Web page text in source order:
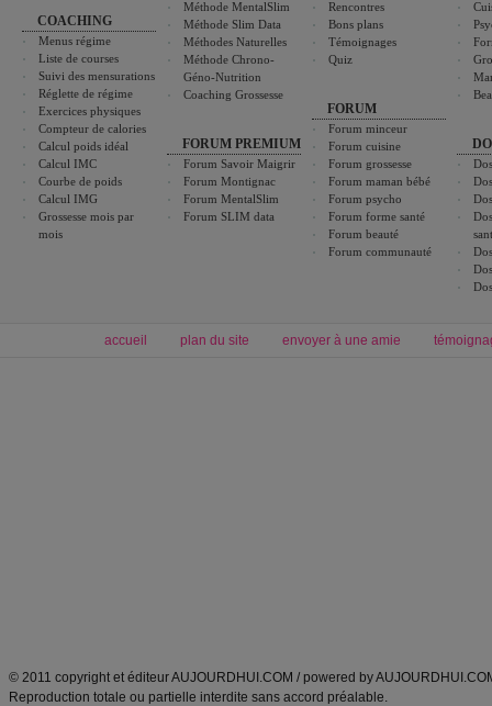
COACHING
Menus régime
Liste de courses
Suivi des mensurations
Réglette de régime
Exercices physiques
Compteur de calories
Calcul poids idéal
Calcul IMC
Courbe de poids
Calcul IMG
Grossesse mois par
mois
Méthode MentalSlim
Méthode Slim Data
Méthodes Naturelles
Méthode Chrono-
Géno-Nutrition
Coaching Grossesse
FORUM PREMIUM
Forum Savoir Maigrir
Forum Montignac
Forum MentalSlim
Forum SLIM data
Rencontres
Bons plans
Témoignages
Quiz
FORUM
Forum minceur
Forum cuisine
Forum grossesse
Forum maman bébé
Forum psycho
Forum forme santé
Forum beauté
Forum communauté
accueil plan du site envoyer à une amie
© 2011 copyright et éditeur AUJOURDHUI.COM / powered by
Reproduction totale ou partielle interdite sans accord préalable.